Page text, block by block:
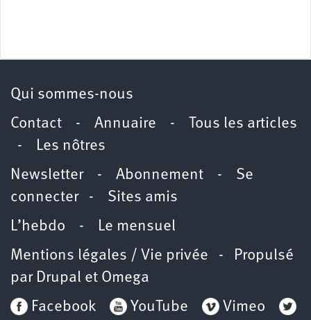
Qui sommes-nous
Contact - Annuaire -
Tous les articles
- Les nôtres
Newsletter- Abonnement - Se
connecter- Sites amis
L’hebdo - Le mensuel
Mentions légales / Vie privée - Propulsé
par Drupal et Omega
Facebook
YouTube Vimeo